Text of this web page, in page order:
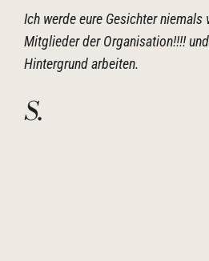
Ich werde eure Gesichter niemals
Mitglieder der Organisation!!!!
Hintergrund arbeiten.
S.